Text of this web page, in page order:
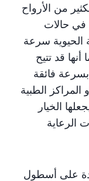
من الأرواح
في حالات
الحيوية سرعة
قد تتيح
فائقة
الطبية
الخيار
الرعاية
على أسطول